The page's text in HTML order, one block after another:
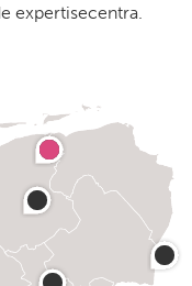
expertisecentra.